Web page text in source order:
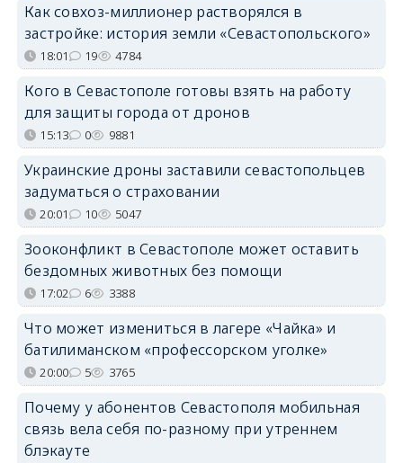
Как совхоз-миллионер растворялся в
застройке: история земли «Севастопольского»
18:01 19 4784
Кого в Севастополе готовы взять на работу
для защиты города от дронов
15:13 0 9881
Украинские дроны заставили севастопольцев
задуматься о страховании
20:01 10 5047
Зооконфликт в Севастополе может оставить
бездомных животных без помощи
17:02 6 3388
Что может измениться в лагере «Чайка» и
батилиманском «профессорском уголке»
20:00 5 3765
Почему у абонентов Севастополя мобильная
связь вела себя по-разному при утреннем
блэкауте